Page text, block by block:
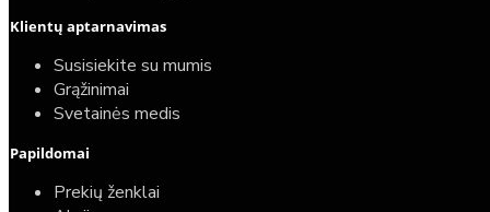
Klientų aptarnavimas
Susisiekite su mumis
Grąžinimai
Svetainės medis
Papildomai
Prekių ženklai